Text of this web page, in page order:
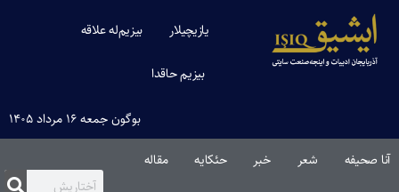
یازیچیلار بیزیم‌له علاقه
بیزیم حاقدا
بوگون جمعه ۱۶ مرداد ۱۴۰۵
آنا صحیفه شعر خبر حئکایه مقاله‌